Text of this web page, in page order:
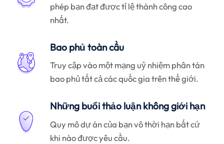
phép bạn đạt được tỉ lệ thành công cao
nhất.
Bao phủ toàn cầu
Truy cập vào một mạng uỷ nhiệm phân tán
bao phủ tất cả các quốc gia trên thế giới.
Những buổi thảo luận không giới hạn
Quy mô dự án của bạn vô thời hạn bất cứ
khi nào được yêu cầu.